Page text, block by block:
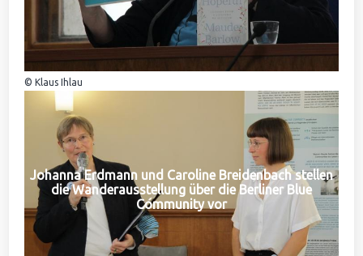
© Klaus Ihlau
Johanna Erdmann und Caroline Breidenbach stellen
die Wanderausstellung über die Berliner Blue
Community vor